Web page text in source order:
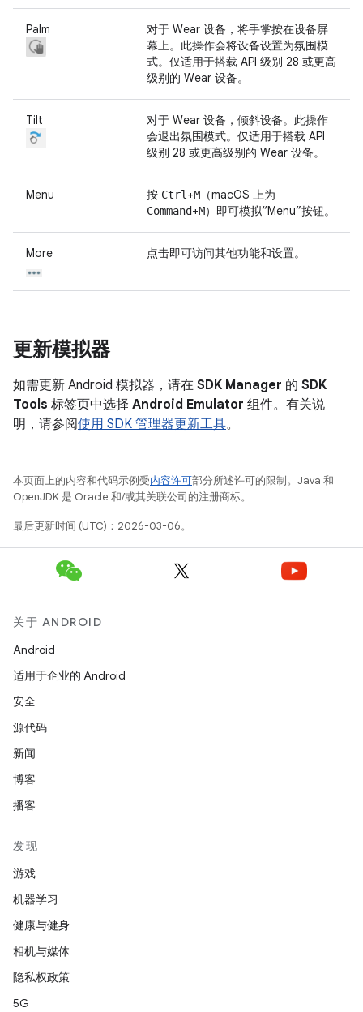
Palm
对于 Wear 设备，将手掌按在设备屏
幕上。此操作会将设备设置为氛围模
式。仅适用于搭载 API 级别 28 或更高
级别的 Wear 设备。
Tilt
对于 Wear 设备，倾斜设备。此操作
会退出氛围模式。仅适用于搭载 API
级别 28 或更高级别的 Wear 设备。
Menu 按 Ctrl +M （macOS 上为
Command+M）即可模拟“Menu”按钮。
More 点击即可访问其他功能和设置。
更新模拟器
如需更新 Android 模拟器，请在 SDK Manager 的 SDK
Tools 标签页中选择 Android Emulator 组件。有关说
明，请参阅使用 SDK 管理器更新工具。
本页面上的内容和代码示例受内容许可部分所述许可的限制。Java 和
OpenJDK 是 Oracle 和/或其关联公司的注册商标。
最后更新时间 (UTC)：2026-03-06。
关于 ANDROID
Android
适用于企业的 Android
安全
源代码
新闻
博客
播客
发现
游戏
机器学习
健康与健身
相机与媒体
隐私权政策
5G